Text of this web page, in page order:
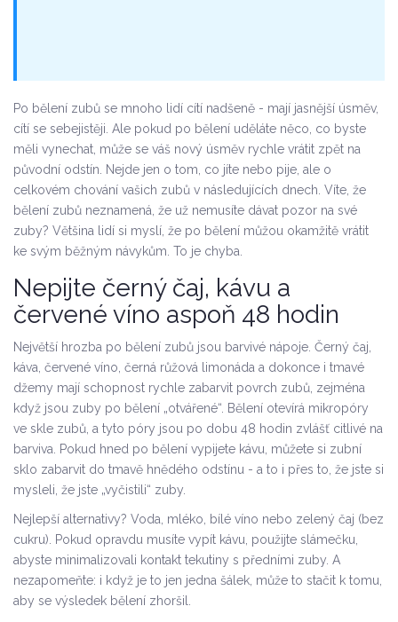
Po bělení zubů se mnoho lidí cítí nadšeně - mají jasnější úsměv,
cítí se sebejistěji. Ale pokud po bělení uděláte něco, co byste
měli vynechat, může se váš nový úsměv rychle vrátit zpět na
původní odstín. Nejde jen o tom, co jíte nebo pije, ale o
celkovém chování vašich zubů v následujících dnech. Víte, že
bělení zubů neznamená, že už nemusíte dávat pozor na své
zuby? Většina lidí si myslí, že po bělení můžou okamžitě vrátit
ke svým běžným návykům. To je chyba.
Nepijte černý čaj, kávu a
červené víno aspoň 48 hodin
Největší hrozba po bělení zubů jsou barvivé nápoje. Černý čaj,
káva, červené víno, černá růžová limonáda a dokonce i tmavé
džemy mají schopnost rychle zabarvit povrch zubů, zejména
když jsou zuby po bělení „otvářené“. Bělení otevírá mikropóry
ve skle zubů, a tyto póry jsou po dobu 48 hodin zvlášť citlivé na
barviva. Pokud hned po bělení vypijete kávu, můžete si zubní
sklo zabarvit do tmavě hnědého odstínu - a to i přes to, že jste si
mysleli, že jste „vyčistili“ zuby.
Nejlepší alternativy? Voda, mléko, bílé víno nebo zelený čaj (bez
cukru). Pokud opravdu musíte vypít kávu, použijte slámečku,
abyste minimalizovali kontakt tekutiny s předními zuby. A
nezapomeňte: i když je to jen jedna šálek, může to stačit k tomu,
aby se výsledek bělení zhoršil.